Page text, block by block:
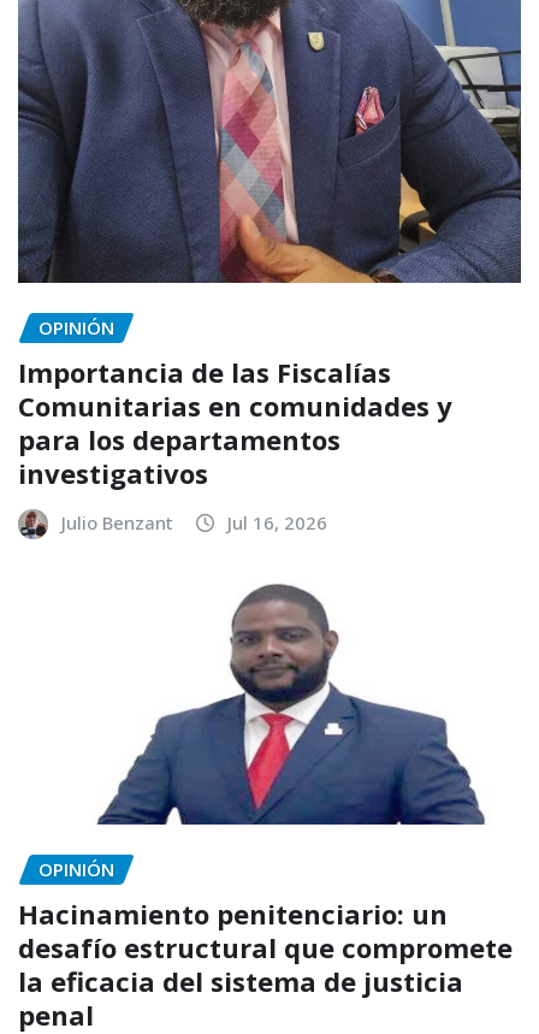
OPINIÓN
Importancia de las Fiscalías
Comunitarias en comunidades y
para los departamentos
investigativos
Julio Benzant Jul 16, 2026
OPINIÓN
Hacinamiento penitenciario: un
desafío estructural que compromete
la eficacia del sistema de justicia
penal